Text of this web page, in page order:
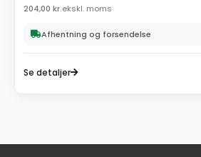
204,00 kr.ekskl. moms
Afhentning og forsendelse
Se detaljer